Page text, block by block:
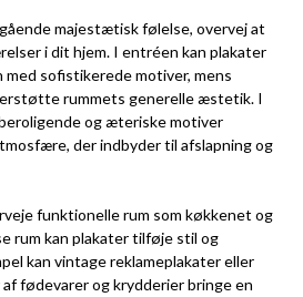
majestætisk følelse, overvej at
i dit hjem. I entréen kan plakater
sofistikerede motiver, mens
rummets generelle æstetik. I
og æteriske motiver
der indbyder til afslapning og
funktionelle rum som køkkenet og
rum kan plakater tilføje stil og
kan vintage reklameplakater eller
fødevarer og krydderier bringe en